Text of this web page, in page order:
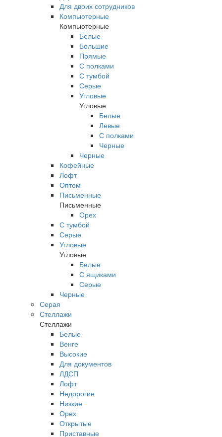
Для двоих сотрудников
Компьютерные
Компьютерные
Белые
Большие
Прямые
С полками
С тумбой
Серые
Угловые
Угловые
Белые
Левые
С полками
Черные
Черные
Кофейные
Лофт
Оптом
Письменные
Письменные
Орех
С тумбой
Серые
Угловые
Угловые
Белые
С ящиками
Серые
Черные
Серая
Стеллажи
Стеллажи
Белые
Венге
Высокие
Для документов
ЛДСП
Лофт
Недорогие
Низкие
Орех
Открытые
Приставные